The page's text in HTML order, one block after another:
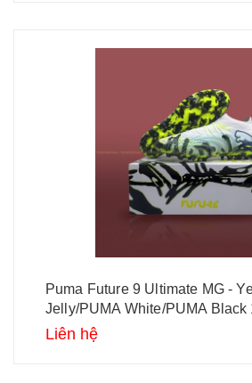
Puma Future 9 Ultimate MG -
Jelly/PUMA White/PUMA Black
Liên hệ